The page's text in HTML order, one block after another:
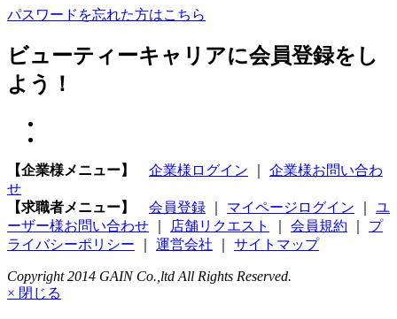
パスワードを忘れた方はこちら
ビューティーキャリアに会員登録をし
よう！
【企業様メニュー】 企業様ログイン
企業様お問い合わ
せ
【求職者メニュー】
会員登録 マイページログイン
ユ
ーザー様お問い合わせ
店舗リクエスト 会員規約
プ
ライバシーポリシー
運営会社 サイトマップ
Copyright 2014 GAIN Co.,ltd All Rights Reserved.
× 閉じる